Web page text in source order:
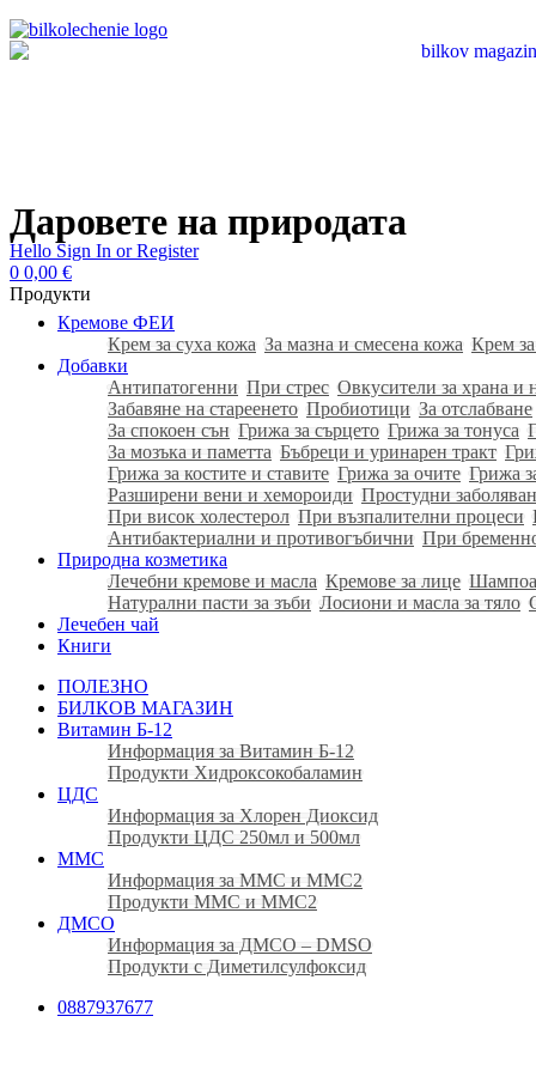
Даровете на природата
Hello Sign In or Register
0 0,00 €
Продукти
Кремове ФЕИ
Крем за суха кожа За мазна и смесена кожа Крем
Добавки
Антипатогенни При стрес Овкусители за храна и
Забавяне на стареенето Пробиотици За отслабване
За спокоен сън Грижа за сърцето Грижа за тонуса
За мозъка и паметта Бъбреци и уринарен тракт
Грижа за костите и ставите Грижа за очите Грижа
Разширени вени и хемороиди Простудни
При висок холестерол При възпалителни процеси
Антибактериални и противогъбични При
Природна козметика
Лечебни кремове и масла Кремове за лице
Натурални пасти за зъби Лосиони и масла за тяло
Лечебен чай
Книги
ПОЛЕЗНО
БИЛКОВ МАГАЗИН
Витамин Б-12
Информация за Витамин Б-12
Продукти Хидроксокобаламин
ЦДС
Информация за Хлорен Диоксид
Продукти ЦДС 250мл и 500мл
ММС
Информация за ММС и ММС2
Продукти ММС и ММС2
ДМСО
Информация за ДМСО – DMSO
Продукти с Диметилсулфоксид
0887937677